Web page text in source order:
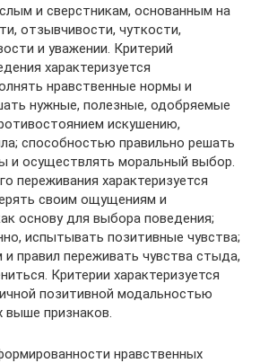
и сверстникам, основанным на
отзывчивости, чуткости,
и уважении. Критерий
характеризуется
нравственные нормы и
нужные, полезные, одобряемые
искушению,
способностью правильно решать
и осуществлять моральный выбор.
переживания характеризуется
своим ощущениям и
основу для выбора поведения;
испытывать позитивные чувства;
и правил переживать чувства стыда,
Критерии характеризуется
позитивной модальностью
выше признаков.
нравственных